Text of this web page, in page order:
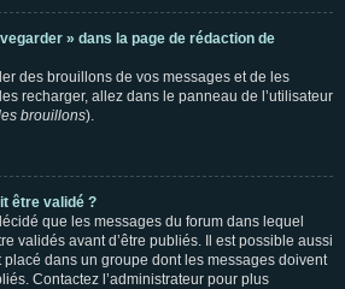
» dans la page de rédaction de
des brouillons de vos messages et de les
recharger, allez dans le panneau de l’utilisateur
brouillons).
être validé ?
que les messages du forum dans lequel
validés avant d’être publiés. Il est possible aussi
placé dans un groupe dont les messages doivent
Contactez l’administrateur pour plus